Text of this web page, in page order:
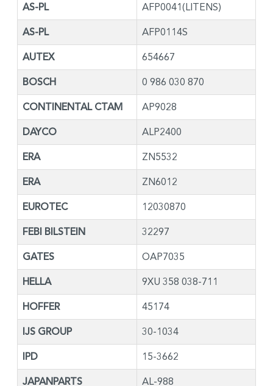
AS-PL AFP0041(LITENS)
AS-PL AFP0114S
AUTEX 654667
BOSCH 0 986 030 870
CONTINENTAL CTAM AP9028
DAYCO ALP2400
ERA ZN5532
ERA ZN6012
EUROTEC 12030870
FEBI BILSTEIN 32297
GATES OAP7035
HELLA 9XU 358 038-711
HOFFER 45174
IJS GROUP 30-1034
IPD 15-3662
JAPANPARTS AL-988